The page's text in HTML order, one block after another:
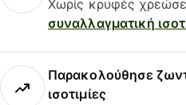
Χωρίς κρυφές
συναλλαγματική
Παρακολούθησε
ισοτιμίες